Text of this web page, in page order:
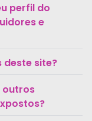
perfil do
e
deste site?
outros